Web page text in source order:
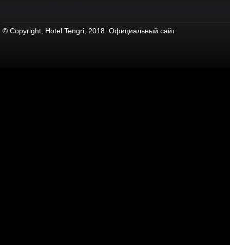
© Copyright, Hotel Tengri, 2018. Официальный сайт